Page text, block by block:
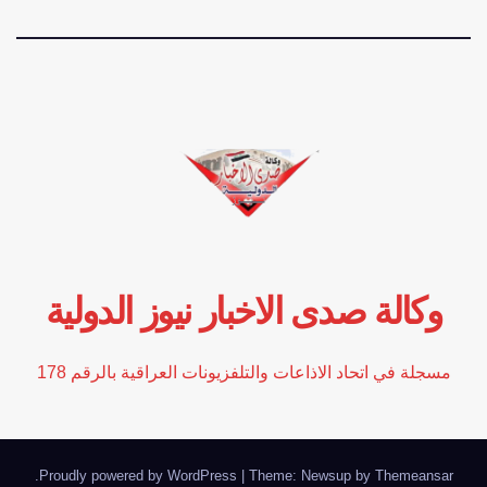
وكالة صدى الاخبار نيوز الدولية
مسجلة في اتحاد الاذاعات والتلفزيونات العراقية بالرقم 178
Proudly powered by WordPress Theme: Newsup by Themeansar
.